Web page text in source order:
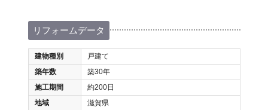
リフォームデータ
建物種別
戸建て
築年数
築30年
施工期間
約200日
地域
滋賀県